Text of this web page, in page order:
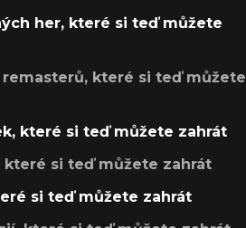
her, které si teď můžete
které si teď můžete
které si teď můžete zahrát
si teď můžete zahrát
si teď můžete zahrát